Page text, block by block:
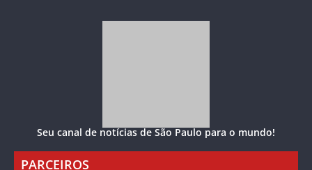
Seu canal de notícias de São Paulo para o mundo!
PARCEIROS